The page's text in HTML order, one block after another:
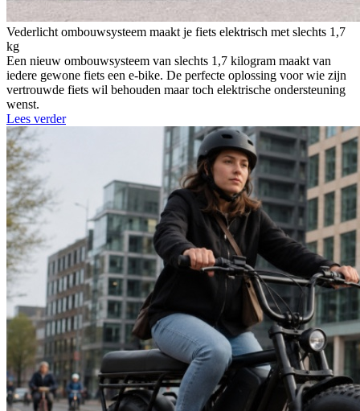
Vederlicht ombouwsysteem maakt je fiets elektrisch met slechts 1,7
kg
Een nieuw ombouwsysteem van slechts 1,7 kilogram maakt van
iedere gewone fiets een e-bike. De perfecte oplossing voor wie zijn
vertrouwde fiets wil behouden maar toch elektrische ondersteuning
wenst.
Lees verder